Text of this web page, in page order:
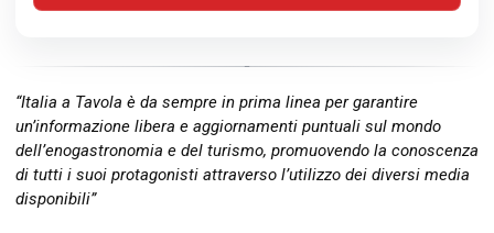
“Italia a Tavola è da sempre in prima linea per garantire
un’informazione libera e aggiornamenti puntuali sul mondo
dell’enogastronomia e del turismo, promuovendo la conoscenza
di tutti i suoi protagonisti attraverso l’utilizzo dei diversi media
disponibili”